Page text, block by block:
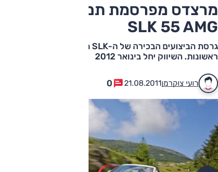
מרצדס מפרסמת תמונות של ה-
SLK 55 AMG
גרסת הביצועים הבכירה של ה-SLK החדשה נחשפת בתמונות
ראשונות. השיווק יחל בינואר 2012
רועי צוקרמן21.08.2011
0